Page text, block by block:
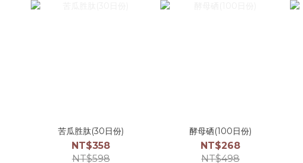
苦瓜胜肽(30日份)
NT$358
NT$598
酵母硒(100日份)
NT$268
NT$498